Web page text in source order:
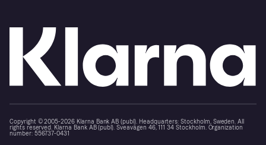
Copyright © 2005-2026 Klarna Bank AB (publ). Headquarters: Stockholm, Sweden. All
rights reserved. Klarna Bank AB (publ). Sveavägen 46, 111 34 Stockholm. Organization
number: 556737-0431